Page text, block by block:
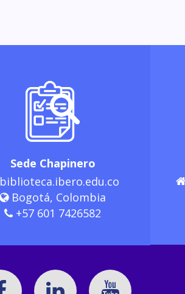
Sede Chapinero
biblioteca.ibero.edu.co
Bogotá, Colombia
+57 601 7426582